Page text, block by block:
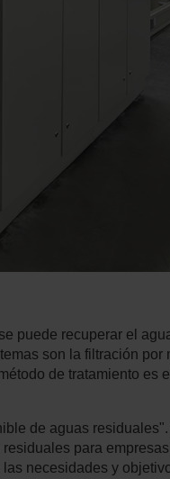
puede recuperar el
son la filtración por
de tratamiento es
de aguas
para
necesidades y